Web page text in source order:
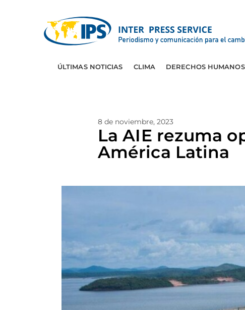
ÚLTIMAS NOTICIAS CLIMA DERECHOS HUMANOS
8 de noviembre, 2023
La AIE rezuma
América Latina